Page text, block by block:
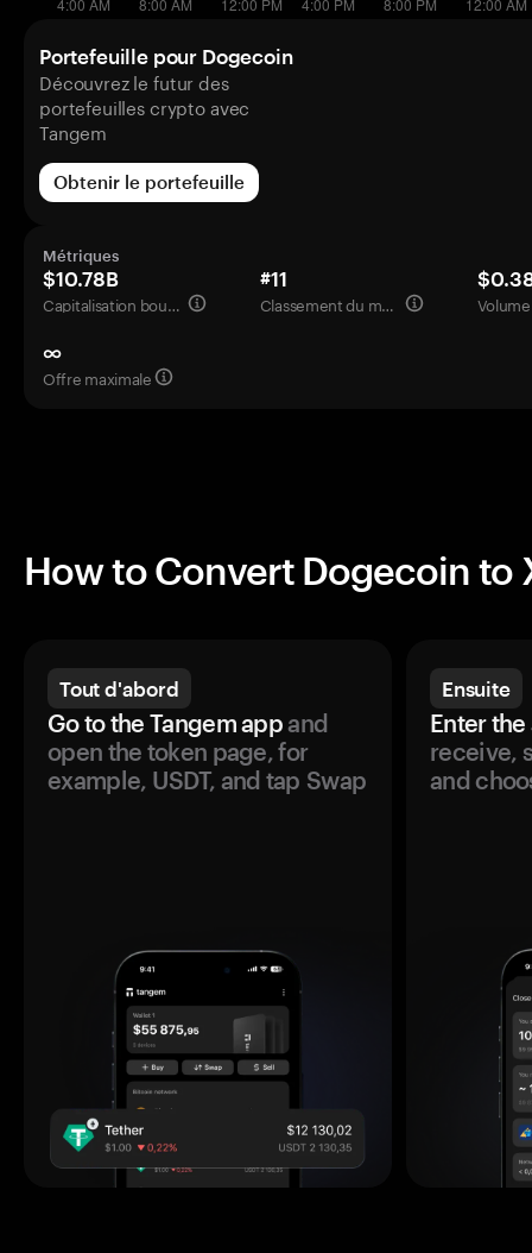
Portefeuille pour Dogecoin
Découvrez le futur des
portefeuilles crypto avec
Tangem
Obtenir le portefeuille
Métriques
$10.78B
Capitalisation boursière
#11
Classement du marché
∞
Offre maximale
How to Convert Dogecoin to
Tout d'abord
Go to the Tangem appand
open the token page, for
example, USDT, and tap Swap
Ensuite
Enter the
receive,
and